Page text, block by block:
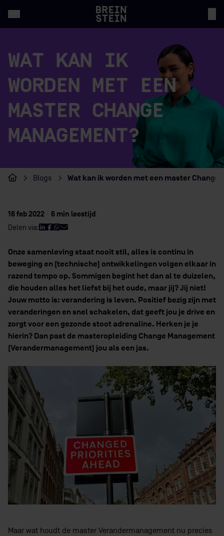
WAT KAN IK
WORDEN MET EEN
MASTER CHANGE
MANAGEMENT?
Home
Blogs Wat kan ik worden met een master Change
16 feb 2022 · 6 min leestijd
Delen via:
Onze samenleving staat nooit stil, alles is continu in
beweging en (technische) ontwikkelingen volgen elkaar in
razend tempo op. Sommigen begint het dan al te duizelen,
die houden alles het liefst bij het oude, maar jij? Jij niet!
Jouw motto is: verandering is leven. Positief bezig zijn met
veranderingen en snel schakelen, dat geeft jou je drive en
zorgt voor een gezonde stoot adrenaline. Herken je je
hierin? Dan past de masteropleiding Change Management
(Verandermanagement) jou als een jas.
Maar wat houdt de master Verandermanagement nu precies